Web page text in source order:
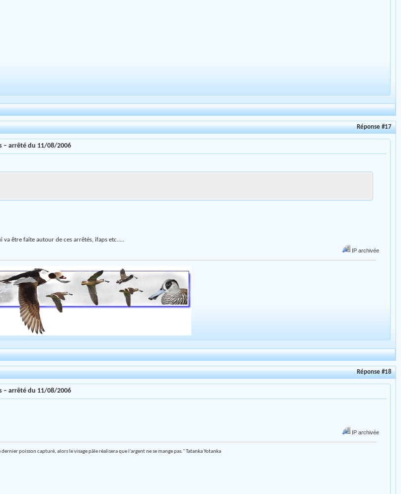
Réponse #17
– arrêté du 11/08/2006
être faite autour de ces arrêtés, ifaps etc.....
IP archivée
Réponse #18
– arrêté du 11/08/2006
IP archivée
poisson capturé, alors le visage pâle réalisera que l'argent ne se mange pas." Tatanka Yotanka